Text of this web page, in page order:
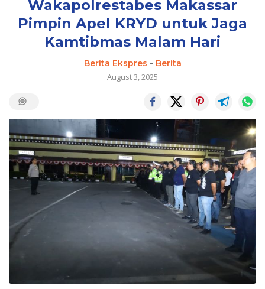
Wakapolrestabes Makassar
Pimpin Apel KRYD untuk Jaga
Kamtibmas Malam Hari
Berita Ekspres - Berita
August 3, 2025